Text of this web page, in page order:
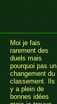
Moi je fais
rarement des
duels mais
pourquoi pas un
changement du
classement. Ils
y a plein de
bonnes idées